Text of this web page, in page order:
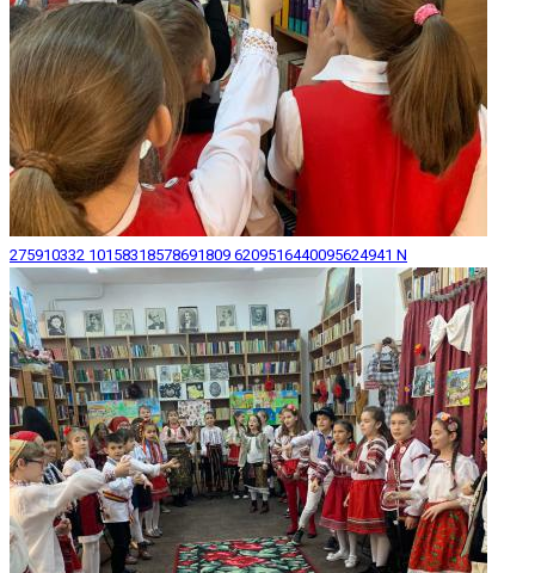
275910332 10158318578691809 6209516440095624941 N